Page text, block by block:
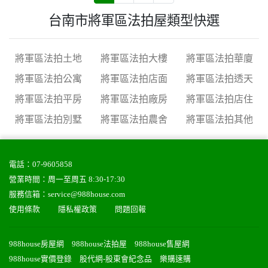
台南市將軍區法拍屋類型快選
將軍區法拍土地 將軍區法拍大樓
將軍區法拍華廈
將軍區法拍公寓
將軍區法拍店面
將軍區法拍透天
將軍區法拍平房
將軍區法拍廠房
將軍區法拍店住
將軍區法拍別墅
將軍區法拍農舍 將軍區法拍其他
電話： 07-9605858
營業時間：周一至周五 8:30-17:30
服務信箱： service@988house.com
使用條款
隱私權政策 問題回報
988house房屋網 988house法拍屋
988house售屋網
988house實價登錄
股代網-股東會紀念品 樂購速購